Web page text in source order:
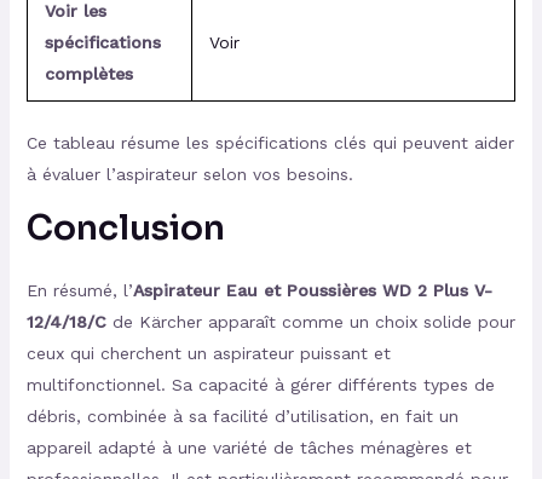
Voir les
spécifications
complètes
Voir
Ce tableau résume les spécifications clés qui peuvent aider
à évaluer l’aspirateur selon vos besoins.
Conclusion
En résumé, l’Aspirateur Eau et Poussières WD 2 Plus V-
12/4/18/Cde Kärcher apparaît comme un choix solide pour
ceux qui cherchent un aspirateur puissant et
multifonctionnel. Sa capacité à gérer différents types de
débris, combinée à sa facilité d’utilisation, en fait un
appareil adapté à une variété de tâches ménagères et